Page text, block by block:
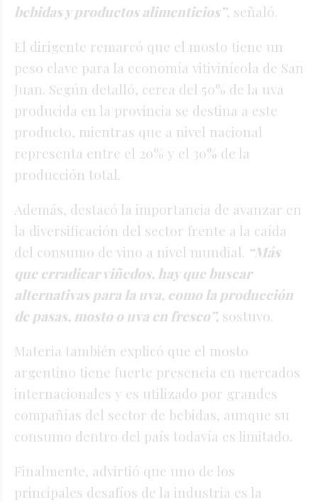
bebidas y productos alimenticios”, señaló.
El dirigente remarcó que el mosto tiene un
peso clave para la economía vitivinícola de San
Juan. Según detalló, cerca del 50% de la uva
producida en la provincia se destina a este
producto, mientras que a nivel nacional
representa entre el 20% y el 30% de la
producción total.
Además, destacó la importancia de avanzar en
la diversificación del sector frente a la caída
del consumo de vino a nivel mundial. “Más
que erradicar viñedos, hay que buscar
alternativas para la uva, como la producción
de pasas, mosto o uva en fresco”, sostuvo.
Materia también explicó que el mosto
argentino tiene fuerte presencia en mercados
internacionales y es utilizado por grandes
compañías del sector de bebidas, aunque su
consumo dentro del país todavía es limitado.
Finalmente, advirtió que uno de los
principales desafíos de la industria es la